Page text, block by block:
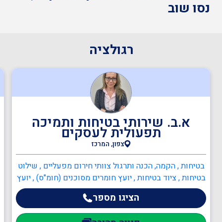
ביטחון
הגנת הסביבה
שמאות ובדק נכס
נסו שוב
רגולציה
א.ב. שירותי בטיחות ותמיכה
תפעולית לעסקים
צפון, המרכז
בטיחות , הקמה, הכנה ותרגול צוותי חירום מפעליים , שילוט
בטיחות , ציוד בטיחות , יועץ חומרים מסוכנים (חומ"ס) , יועץ
בטיחות בעבודה , יועץ ארגונומיה , יועץ ISO 45001 , יועץ
ISO 9001 , מדריך עבודה בגובה , ממונה בטיחות אש , כיבוי
אש , כתיבה/עדכון תיק שטח , כתיבה/עדכון תיק מפעל ,
הציגו מספר